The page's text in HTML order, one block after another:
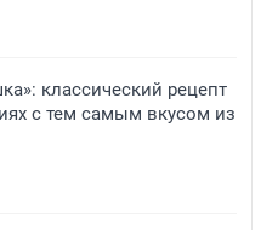
классический рецепт
с тем самым вкусом из